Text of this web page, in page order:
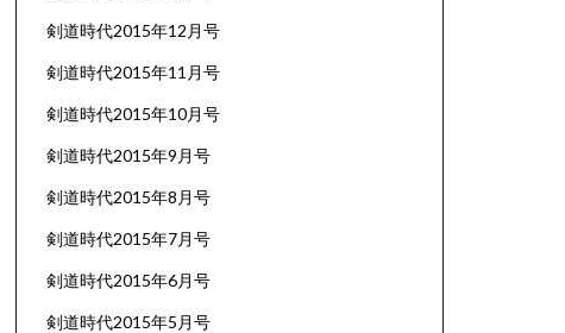
剣道時代2015年12月号
剣道時代2015年11月号
剣道時代2015年10月号
剣道時代2015年9月号
剣道時代2015年8月号
剣道時代2015年7月号
剣道時代2015年6月号
剣道時代2015年5月号